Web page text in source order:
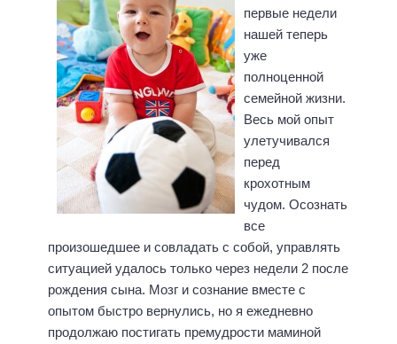
первые недели
нашей теперь
уже
полноценной
семейной жизни.
Весь мой опыт
улетучивался
перед
крохотным
чудом. Осознать
все
произошедшее и совладать с собой, управлять
ситуацией удалось только через недели 2 после
рождения сына. Мозг и сознание вместе с
опытом быстро вернулись, но я ежедневно
продолжаю постигать премудрости маминой